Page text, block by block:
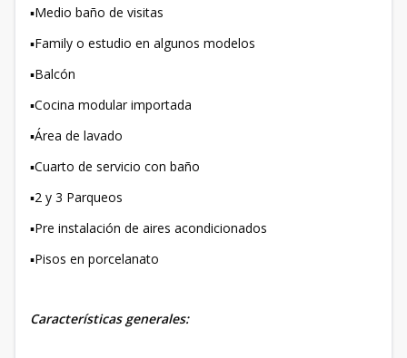
▪️Medio baño de visitas
▪️Family o estudio en algunos modelos
▪️Balcón
▪️Cocina modular importada
▪️Área de lavado
▪️Cuarto de servicio con baño
▪️2 y 3 Parqueos
▪️Pre instalación de aires acondicionados
▪️Pisos en porcelanato
Características generales: